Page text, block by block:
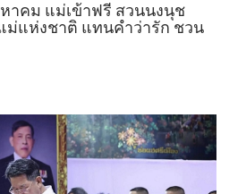
าคม แม่เข้าฟรี สวนนงนุช
แห่งชาติ แทนคำว่ารัก ชวน